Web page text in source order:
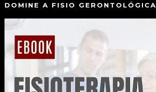
DOMINE A FISIO GERONTOLÓGICA